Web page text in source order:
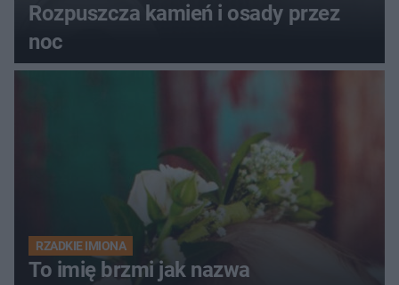
Rozpuszcza kamień i osady przez
noc
RZADKIE IMIONA
To imię brzmi jak nazwa